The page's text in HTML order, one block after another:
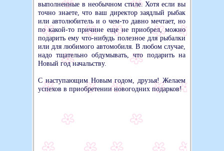
выполненные в необычном стиле. Хотя если вы
точно знаете, что ваш директор заядлый рыбак
или автолюбитель и о чем-то давно мечтает, но
по какой-то причине еще не приобрел, можно
подарить ему что-нибудь полезное для рыбалки
или для любимого автомобиля. В любом случае,
надо тщательно обдумывать, что подарить на
Новый год начальству.
С наступающим Новым годом, друзья! Желаем
успехов в приобретении новогодних подарков!